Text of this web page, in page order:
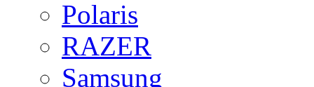
Polaris
RAZER
Samsung